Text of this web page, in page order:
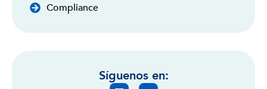
Compliance
Síguenos en: